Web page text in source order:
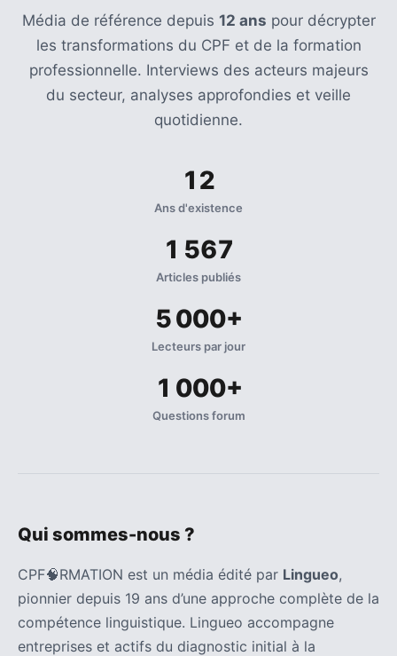
Média de référence depuis 12 ans pour décrypter
les transformations du CPF et de la formation
professionnelle. Interviews des acteurs majeurs
du secteur, analyses approfondies et veille
quotidienne.
12
Ans d'existence
1 567
Articles publiés
5 000+
Lecteurs par jour
1 000+
Questions forum
Qui sommes-nous ?
CPF🧠RMATION est un média édité par Lingueo,
pionnier depuis 19 ans d’une approche complète de la
compétence linguistique. Lingueo accompagne
entreprises et actifs du diagnostic initial à la